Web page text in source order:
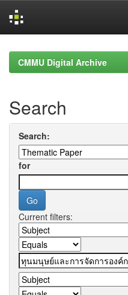
navigationCMMU Digital Archive
Search
Search:
for
Current filters: